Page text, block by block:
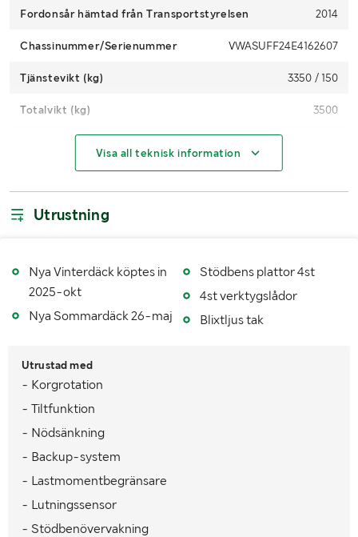
Fordonsår hämtad från Transportstyrelsen 2014
Chassinummer/Serienummer VWASUFF24E4162607
Tjänstevikt (kg) 3350 / 150
Totalvikt (kg) 3500
ställning
36091km (OBS ny mätare och ny mätarställning
3648,2km)
Motoreffekt
Växellåda
Däckdimension fram
Mönsterdjup (mm)
Längd (mm)
Stödbenstyp
Stödben funktion
Visa all teknisk information
Utrustning
Nya Vinterdäck köptes in
2025-okt
Nya Sommardäck 26-maj
Stödbens plattor 4st
4st verktygslådor
Blixtljus tak
Utrustad med
- Korgrotation
- Tiltfunktion
- Nödsänkning
- Backup-system
- Lastmomentbegränsare
- Lutningssensor
- Stödbenövervakning